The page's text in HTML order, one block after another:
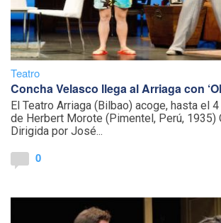
Teatro
Concha Velasco llega al Arriaga con
El Teatro Arriaga (Bilbao) acoge, hasta el
de Herbert Morote (Pimentel, Perú, 1935)
Dirigida por José...
0